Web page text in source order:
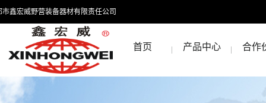
市鑫宏威野营装备器材有限责任公司
首页 产品中心 合作